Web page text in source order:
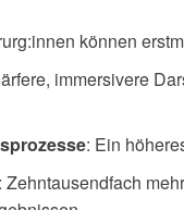
können
immersivere
: Ein
: Zehntausendfach